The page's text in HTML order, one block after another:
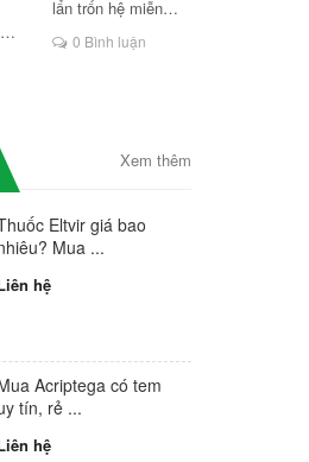
lẩn trốn hệ miễn
0 Bình luận
Xem thêm
Eltvir giá bao
Mua ...
hệ
Acriptega có tem
tín, rẻ ...
hệ